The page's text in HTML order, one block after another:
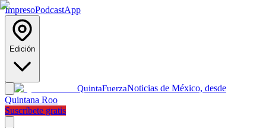
ImpresoPodcastApp
Edición
QuintaFuerzaNoticias de México, desde
Quintana Roo
Suscríbete gratis